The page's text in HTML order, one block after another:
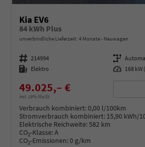
Kia EV6
84 kWh Plus
unverbindliche Lieferzeit: 4 Monate Neuwagen
Fahrzeugnummer 214994 Getriebe
Kraftstoff Elektro Leistung 168 kW
49.025,– €
incl. 19% MwSt.
Verbrauch kombiniert:0,00 l/100km
Stromverbrauch kombiniert: 15,90 kWh/
Elektrische Reichweite:582 km
CO2-Klasse:A
CO2-Emissionen:0 g/km